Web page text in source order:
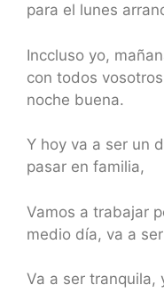
para el lunes
Inccluso yo,
con todos
noche buena.
Y hoy va a ser un
pasar en familia,
Vamos a trabajar
medio día, va a
Va a ser tranquila,